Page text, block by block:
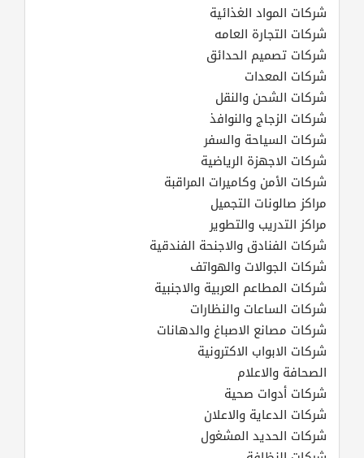
شركات المواد الغذائية
شركات التجارة العامه
شركات تصميم الحدائق
شركات المعدات
شركات الشحن والنقل
شركات الزجاج والنوافذ
شركات السياحة والسفر
شركات الاجهزة الرياضية
شركات الأمن وكاميرات المراقبة
مراكز صالونات التجميل
مراكز التدريب والتطوير
شركات الفنادق والاجنحة الفندقية
شركات الجوالات والهواتف
شركات المطاعم العربية والاجنبية
شركات الساعات والنظارات
شركات مصانع الاصباغ والدهانات
شركات الابواب الاكترونية
الصحافة والاعلام
شركات أدوات صحية
شركات الدعاية والاعلان
شركات الحديد المشغول